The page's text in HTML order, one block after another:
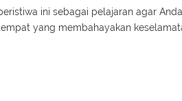
ini sebagai pelajaran agar
yang membahayakan